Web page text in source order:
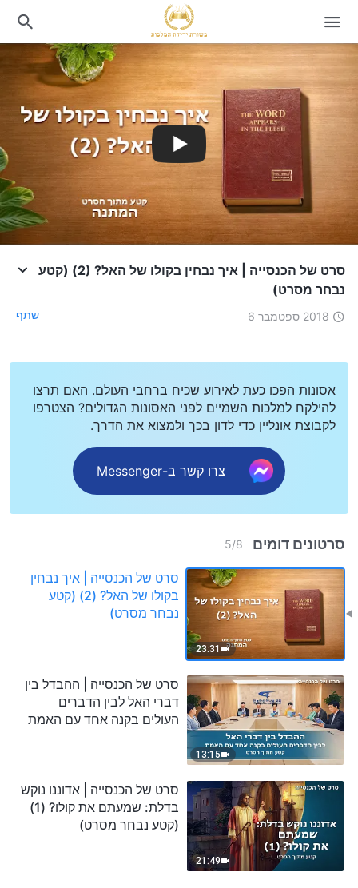
סרט של הכנסייה | איך נבחין בקולו של האל? (2) (קטע
נבחר מסרט)
2018 ספטמבר 6 שתף
אסונות הפכו כעת לאירוע שכיח ברחבי העולם. האם תרצו
להילקח למלכות השמיים לפני האסונות הגדולים? הצטרפו
לקבוצת אונליין כדי לדון בכך ולמצוא את הדרך.
צרו קשר ב-Messenger
סרטונים דומים 5/8
23:31
סרט של הכנסייה | איך נבחין
בקולו של האל? (2) (קטע
נבחר מסרט)
13:15
סרט של הכנסייה | ההבדל בין
דברי האל לבין הדברים
העולים בקנה אחד עם האמת
21:49
סרט של הכנסייה | אדוננו נוקש
בדלת: שמעתם את קולו? (1)
(קטע נבחר מסרט)